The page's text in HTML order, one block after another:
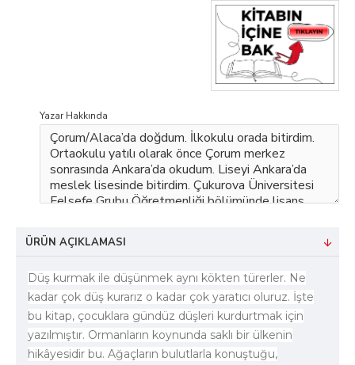
Yazar Hakkında
ÜRÜN AÇIKLAMASI
Düş kurmak ile düşünmek aynı kökten türerler. Ne
kadar çok düş kurarız o kadar çok yaratıcı oluruz. İşte
bu kitap, çocuklara gündüz düşleri kurdurtmak için
yazılmıştır. Ormanların koynunda saklı bir ülkenin
hikâyesidir bu. Ağaçların bulutlarla konuştuğu,